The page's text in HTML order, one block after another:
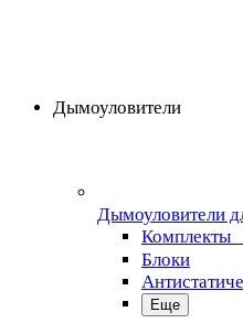
Дымоуловители
Дымоуловители
Комплекты
Блоки
Еще